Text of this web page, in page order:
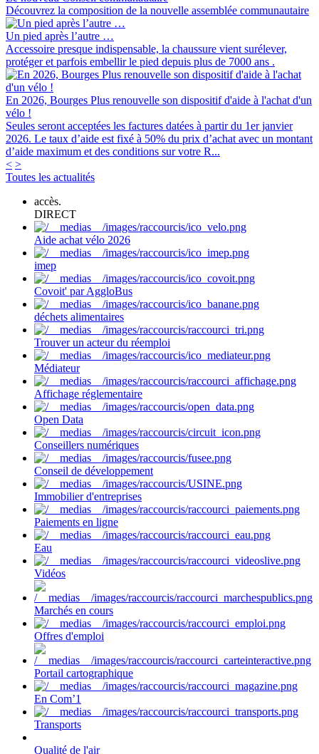
Découvrez la composition de la nouvelle assemblée communautaire
Un pied après l’autre …
Accessoire presque indispensable, la chaussure vient surélever,
protéger et parfois embellir le pied depuis plus de 7000 ans .
En 2026, Bourges Plus renouvelle son dispositif d'aide à l'achat d'un
vélo !
Seules seront acceptées les factures datées à partir du 1er janvier
2026. Le taux d’aide est fixé à 50% du prix d’achat avec un montant
d’aide maximum et des conditions sur votre R...
< >
Toutes les actualités
accès.
DIRECT
Aide achat vélo 2026
imep
Covoit' par AggloBus
déchets alimentaires
Trouver un acteur du réemploi
Médiateur
Affichage réglementaire
Open Data
Conseillers numériques
Conseil de développement
Immobilier d'entreprises
Paiements en ligne
Eau
Vidéos
Marchés en cours
Offres d'emploi
Portail cartographique
En Com’1
Transports
Qualité de l'air